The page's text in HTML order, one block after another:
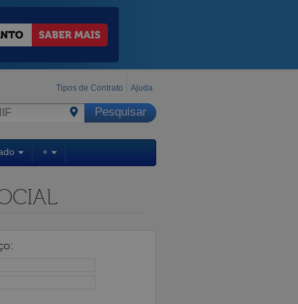
Tipos de Contrato Ajuda
+